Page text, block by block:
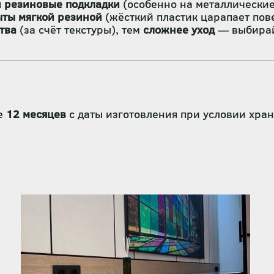
подкладки (особенно на
мягкой резиной (жёсткий пластик царапает
(за счёт текстуры), тем сложнее уход—
12 месяцев с даты изготовления при условии